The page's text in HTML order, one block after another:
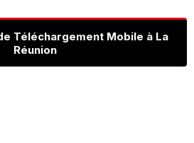
Téléchargement Mobile à La
Réunion